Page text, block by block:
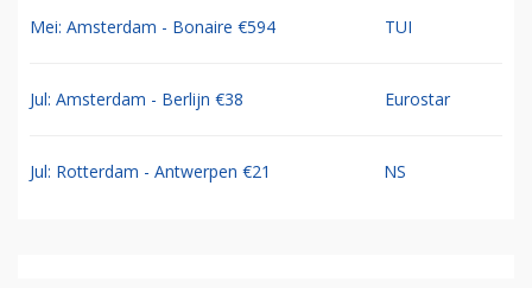
Mei: Amsterdam - Bonaire €594 TUI
Jul: Amsterdam - Berlijn €38 Eurostar
Jul: Rotterdam - Antwerpen €21 NS